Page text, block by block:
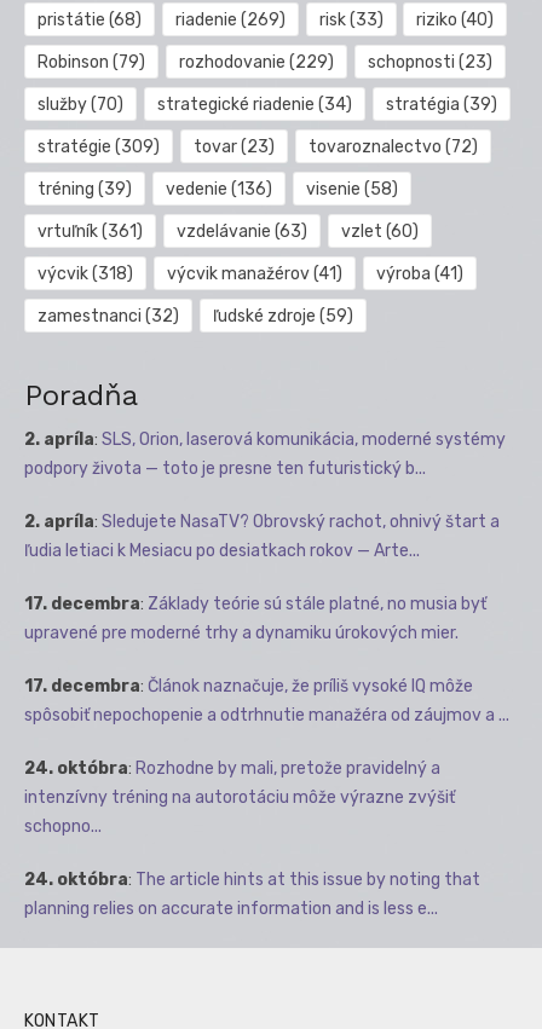
pristátie (68) riadenie (269) risk(33) riziko (40)
Robinson (79) rozhodovanie (229) schopnosti (23)
služby(70) strategické riadenie (34) stratégia (39)
stratégie (309) tovar(23) tovaroznalectvo (72)
tréning (39) vedenie (136) visenie (58)
vrtuľník(361) vzdelávanie (63) vzlet (60)
výcvik(318) výcvik manažérov(41) výroba (41)
zamestnanci (32) ľudské zdroje (59)
Poradňa
2. apríla: SLS, Orion, laserová komunikácia, moderné systémy
podpory života — toto je presne ten futuristický b...
2. apríla: Sledujete NasaTV? Obrovský rachot, ohnivý štart a
ľudia letiaci k Mesiacu po desiatkach rokov — Arte...
17. decembra: Základy teórie sú stále platné, no musia byť
upravené pre moderné trhy a dynamiku úrokových mier.
17. decembra: Článok naznačuje, že príliš vysoké IQ môže
spôsobiť nepochopenie a odtrhnutie manažéra od záujmov a ...
24. októbra: Rozhodne by mali, pretože pravidelný a
intenzívny tréning na autorotáciu môže výrazne zvýšiť
schopno...
24. októbra: The article hints at this issue by noting that
planning relies on accurate information and is less e...
KONTAKT